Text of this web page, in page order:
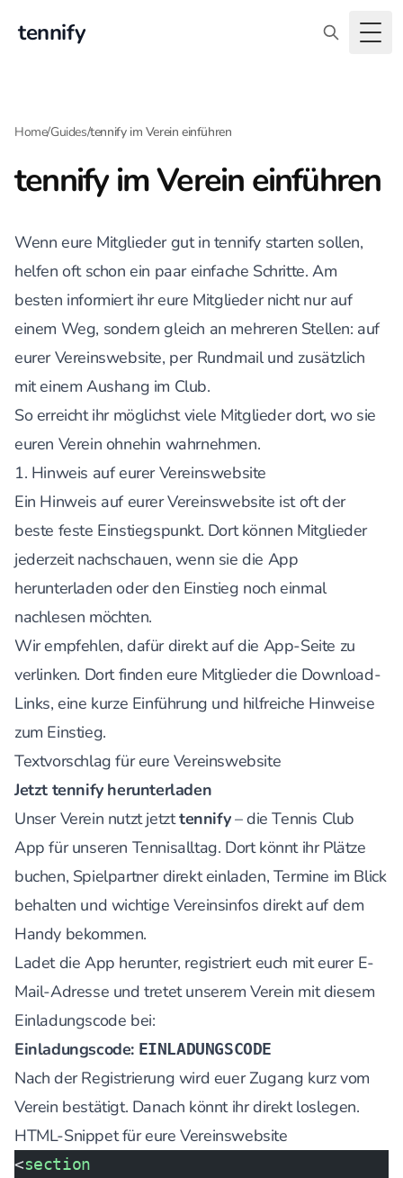
tennify
Home/Guides/tennify im Verein einführen
tennify im Verein einführen
Wenn eure Mitglieder gut in tennify starten sollen,
helfen oft schon ein paar einfache Schritte. Am
besten informiert ihr eure Mitglieder nicht nur auf
einem Weg, sondern gleich an mehreren Stellen: auf
eurer Vereinswebsite, per Rundmail und zusätzlich
mit einem Aushang im Club.
So erreicht ihr möglichst viele Mitglieder dort, wo sie
euren Verein ohnehin wahrnehmen.
1. Hinweis auf eurer Vereinswebsite
Ein Hinweis auf eurer Vereinswebsite ist oft der
beste feste Einstiegspunkt. Dort können Mitglieder
jederzeit nachschauen, wenn sie die App
herunterladen oder den Einstieg noch einmal
nachlesen möchten.
Wir empfehlen, dafür direkt aufdie App-Seite zu
verlinken. Dort finden eure Mitglieder die Download-
Links, eine kurze Einführung und hilfreiche Hinweise
zum Einstieg.
Textvorschlag für eure Vereinswebsite
Jetzt tennify herunterladen
Unser Verein nutzt jetzttennify– die Tennis Club
App für unseren Tennisalltag. Dort könnt ihr Plätze
buchen, Spielpartner direkt einladen, Termine im Blick
behalten und wichtige Vereinsinfos direkt auf dem
Handy bekommen.
Ladet die App herunter, registriert euch mit eurer E-
Mail-Adresse und tretet unserem Verein mit diesem
Einladungscode bei:
Einladungscode: EINLADUNGSCODE
Nach der Registrierung wird euer Zugang kurz vom
Verein bestätigt. Danach könnt ihr direkt loslegen.
HTML-Snippet für eure Vereinswebsite
<section